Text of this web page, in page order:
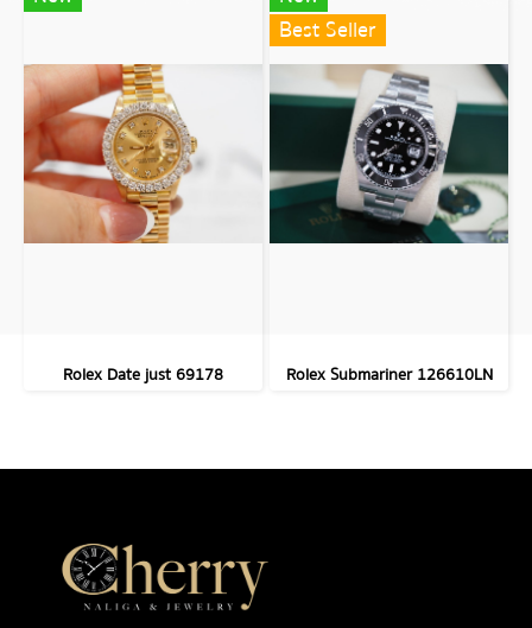
Rolex Date just 69178
Best Seller
Rolex Submariner 126610LN